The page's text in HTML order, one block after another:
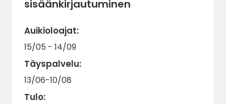
sisäänkirjautuminen
Auikioloajat:
15/05 - 14/09
Täyspalvelu:
13/06-10/08
Tulo: